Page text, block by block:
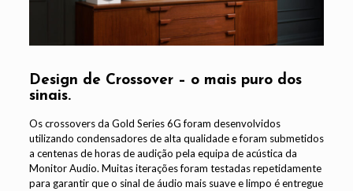
Design de Crossover – o mais puro dos
sinais.
Os crossovers da Gold Series 6G foram desenvolvidos
utilizando condensadores de alta qualidade e foram submetidos
a centenas de horas de audição pela equipa de acústica da
Monitor Audio. Muitas iterações foram testadas repetidamente
para garantir que o sinal de áudio mais suave e limpo é entregue